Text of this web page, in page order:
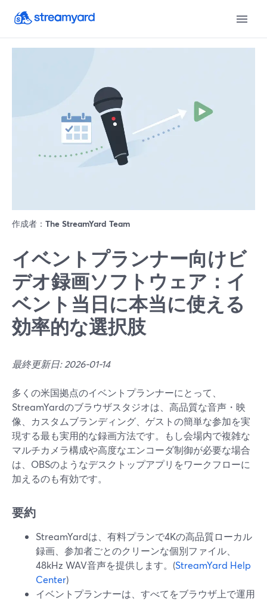
作成者： The StreamYard Team
イベントプランナー向けビ
デオ録画ソフトウェア：イ
ベント当日に本当に使える
効率的な選択肢
最終更新日: 2026-01-14
多くの米国拠点のイベントプランナーにとって、
StreamYardのブラウザスタジオは、高品質な音声・映
像、カスタムブランディング、ゲストの簡単な参加を実
現する最も実用的な録画方法です。もし会場内で複雑な
マルチカメラ構成や高度なエンコーダ制御が必要な場合
は、OBSのようなデスクトップアプリをワークフローに
加えるのも有効です。
要約
StreamYardは、有料プランで4Kの高品質ローカル
録画、参加者ごとのクリーンな個別ファイル、
48kHz WAV音声を提供します。(StreamYard Help
Center)
イベントプランナーは、すべてをブラウザ上で運用